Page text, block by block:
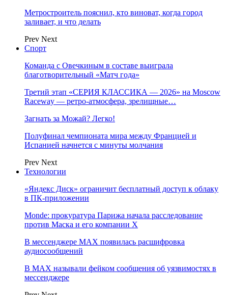
Метростроитель пояснил, кто виноват, когда город
заливает, и что делать
Prev Next
Спорт
Команда с Овечкиным в составе выиграла
благотворительный «Матч года»
Третий этап «СЕРИЯ КЛАССИКА — 2026» на Moscow
Raceway — ретро‑атмосфера, зрелищные…
Загнать за Можай? Легко!
Полуфинал чемпионата мира между Францией и
Испанией начнется с минуты молчания
Prev Next
Технологии
«Яндекс Диск» ограничит бесплатный доступ к облаку
в ПК-приложении
Monde: прокуратура Парижа начала расследование
против Маска и его компании X
В мессенджере MAX появилась расшифровка
аудиосообщений
В МAX называли фейком сообщения об уязвимостях в
мессенджере